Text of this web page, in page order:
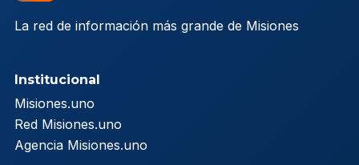
La red de información más grande de Misiones
Institucional
Misiones.uno
Red Misiones.uno
Agencia Misiones.uno